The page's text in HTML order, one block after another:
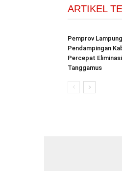
ARTIKEL
Pemprov
Pendampingan
Percepat
Tanggamus